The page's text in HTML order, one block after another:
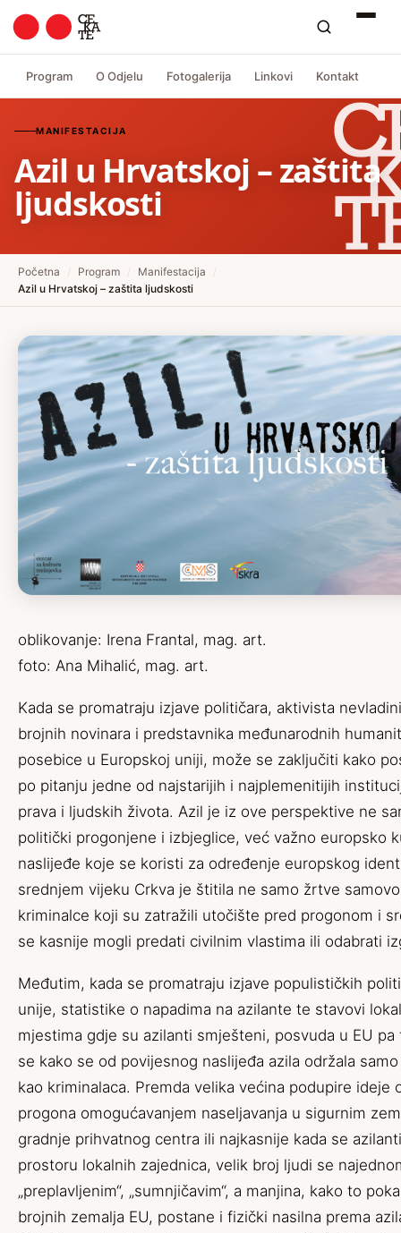
Program O Odjelu Fotogalerija Linkovi Kontakt
MANIFESTACIJA
Azil u Hrvatskoj – zaštita
ljudskosti
Početna Program Manifestacija
Azil u Hrvatskoj – zaštita ljudskosti
oblikovanje: Irena Frantal, mag. art.
foto: Ana Mihalić, mag. art.
Kada se promatraju izjave političara, aktivista
brojnih novinara i predstavnika međunarodnih
posebice u Europskoj uniji, može se zaključiti kako
po pitanju jedne od najstarijih i najplemenitijih
prava i ljudskih života. Azil je iz ove perspektive ne
politički progonjene i izbjeglice, već važno europsko
naslijeđe koje se koristi za određenje europskog
srednjem vijeku Crkva je štitila ne samo žrtve
kriminalce koji su zatražili utočište pred progonom i
se kasnije mogli predati civilnim vlastima ili odabrati
Međutim, kada se promatraju izjave populističkih
unije, statistike o napadima na azilante te stavovi
mjestima gdje su azilanti smješteni, posvuda u EU
se kako se od povijesnog naslijeđa azila održala
kao kriminalaca. Premda velika većina podupire ideje
progona omogućavanjem naseljavanja u sigurnim
gradnje prihvatnog centra ili najkasnije kada se
prostoru lokalnih zajednica, velik broj ljudi se
„preplavljenim“, „sumnjičavim“, a manjina, kako to
brojnih zemalja EU, postane i fizički nasilna prema